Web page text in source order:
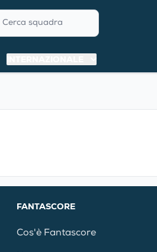
FANTASCORE
Cos'è Fantascore